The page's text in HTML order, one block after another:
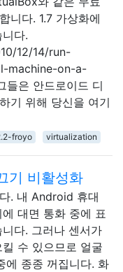
니다. 1.7 가상화에
다.
12/14/run-
machine-on-a-
은 안드로이드 디
기 위해 당신을 여기
froyo virtualization
기 비활성화
. 내 Android 휴대
대면 통화 중에 표
다. 그러나 센서가
수 있으므로 얼굴
에 종종 꺼집니다. 화